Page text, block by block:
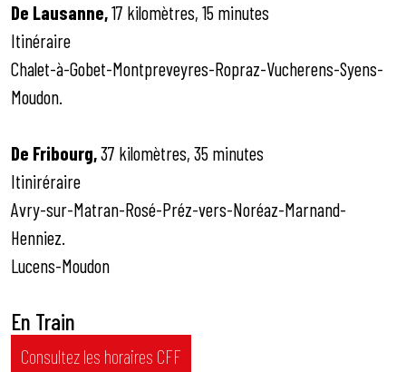
De Lausanne,17 kilomètres, 15 minutes
Itinéraire
Chalet-à-Gobet-Montpreveyres-Ropraz-Vucherens-Syens-
Moudon.
De Fribourg,37 kilomètres, 35 minutes
Itiniréraire
Avry-sur-Matran-Rosé-Préz-vers-Noréaz-Marnand-
Henniez.
Lucens-Moudon
En Train
Consultez les horaires CFF